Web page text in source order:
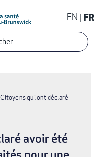
EN FR
Citoyens qui ont déclaré
avoir été
pour une